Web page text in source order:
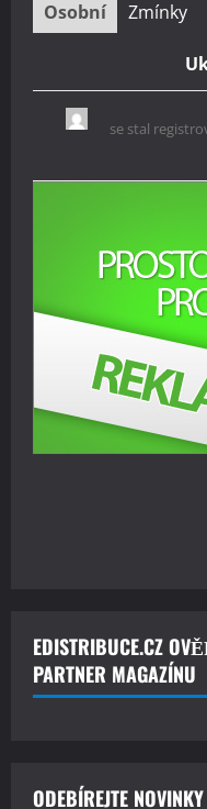
Osobní Zmínky
se stal
EDISTRIBUCE.CZ
PARTNER MAGAZÍNU
ODEBÍREJTE NOVINKY